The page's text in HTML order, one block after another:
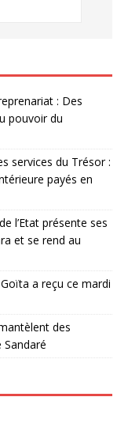
: Des
pouvoir du
services du Trésor :
payés en
l’Etat présente ses
et se rend au
a reçu ce mardi
des